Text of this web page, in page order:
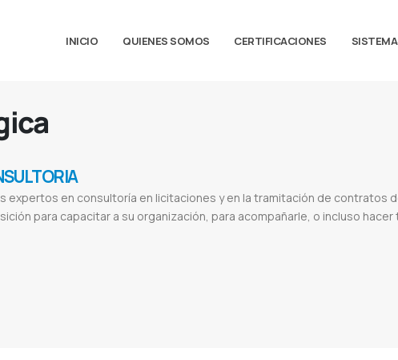
INICIO QUIENES SOMOS CERTIFICACIONES
expertos en consultoría en licitaciones y en la tramitación de contratos
para capacitar a su organización, para acompañarle, o incluso